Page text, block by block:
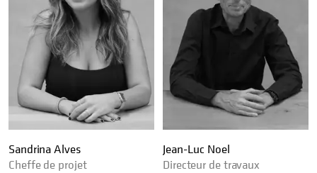
Sandrina Alves
Cheffe de projet
Jean-Luc Noel
Directeur de travaux